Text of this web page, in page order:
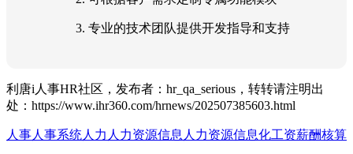
3. 专业的技术团队提供开发指导和支持
利唐i人事HR社区，发布者：hr_qa_serious，转转请注明出
处： https://www.ihr360.com/hrnews/202507385603.html
人事人事系统人力 人力资源信息 人力资源信息化工资薪酬核算